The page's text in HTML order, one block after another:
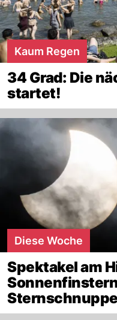
Kaum Regen
34 Grad: Die
startet!
Diese Woche
Spektakel am